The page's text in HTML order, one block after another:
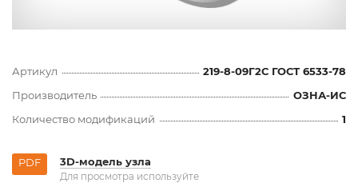
Артикул
219-8-09Г2С ГОСТ 6533-78
Производитель
ОЗНА-ИС
Количество модификаций
1
PDF 3D-модель узла
Для просмотра используйте